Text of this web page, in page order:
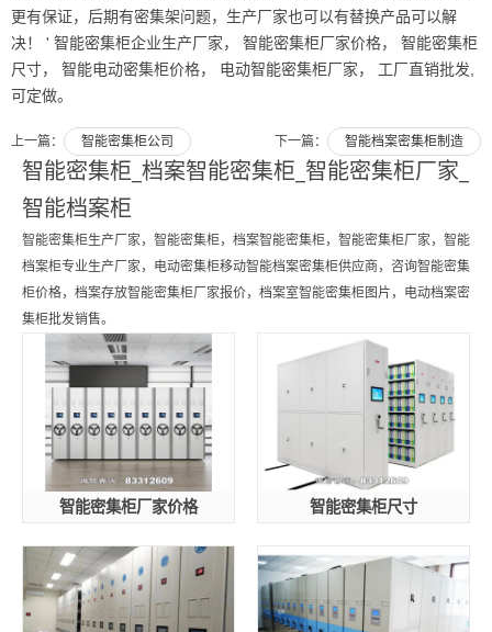
更有保证，后期有密集架问题，生产厂家也可以有替换产品可以解
决！ ' 智能密集柜企业生产厂家， 智能密集柜厂家价格， 智能密集柜
尺寸， 智能电动密集柜价格， 电动智能密集柜厂家， 工厂直销批发,
可定做。
下一篇： 智能档案密集柜制造
上一篇： 智能密集柜公司
智能密集柜_档案智能密集柜_智能密集柜厂家_
智能档案柜
智能密集柜生产厂家，智能密集柜，档案智能密集柜，智能密集柜厂家，智能
档案柜专业生产厂家，电动密集柜移动智能档案密集柜供应商，咨询智能密集
柜价格，档案存放智能密集柜厂家报价，档案室智能密集柜图片，电动档案密
集柜批发销售。
智能密集柜厂家价格 智能密集柜尺寸